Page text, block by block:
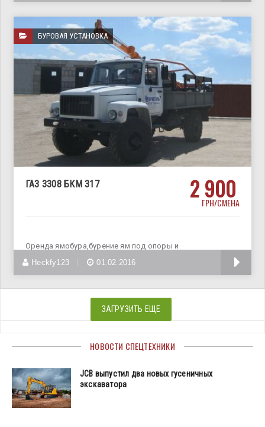
БУРОВАЯ УСТАНОВКА
ГАЗ 3308 БКМ 317 2 900
ГРН/СМЕНА
Оренда ямобура,бурение ям под опоры и
ограждения,установка ж\б опор,установка винтовых
Heckfy123 01.02.2016
ЗАГРУЗИТЬ ЕЩЕ
НОВОСТИ СПЕЦТЕХНИКИ
JCB выпустил два новых гусеничных
экскаватора